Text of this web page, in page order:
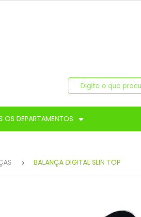
OS DEPARTAMENTOS
BALANÇA DIGITAL SLIN TOP